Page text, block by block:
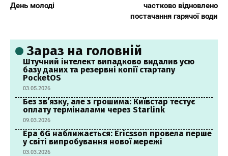
День молоді
частково відновлено
постачання гарячої води
Зараз на головній
Штучний інтелект випадково видалив усю
базу даних та резервні копії стартапу
PocketOS
03.05.2026
Без зв’язку, але з грошима: Київстар тестує
оплату терміналами через Starlink
09.03.2026
Ера 6G наближається: Ericsson провела перше
у світі випробування нової мережі
03.03.2026